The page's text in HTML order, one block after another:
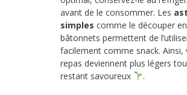
avant de le consommer. Les
simples comme le découper en
bâtonnets permettent de
facilement comme snack. Ainsi,
repas deviennent plus légers
restant savoureux
.